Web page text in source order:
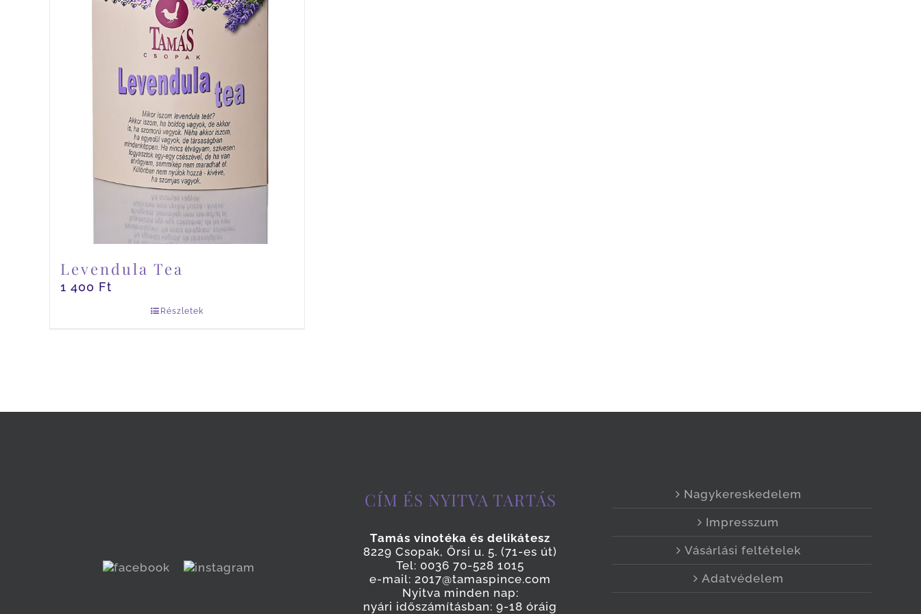
Levendula Tea
1 400 Ft
Részletek
CÍM ÉS NYITVA TARTÁS
Tamás vinotéka és delikátesz
8229 Csopak, Őrsi u. 5. (71-es út)
Tel: 0036 70-528 1015
e-mail: 2017@tamaspince.com
Nyitva minden nap:
nyári időszámításban: 9-18 óráig
Nagykereskedelem
Impresszum
Vásárlási feltételek
Adatvédelem